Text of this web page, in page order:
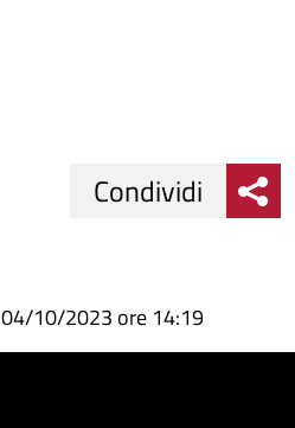
su
Facebook
Condividi
su
Condividi
Condividi
04/10/2023 ore 14:19